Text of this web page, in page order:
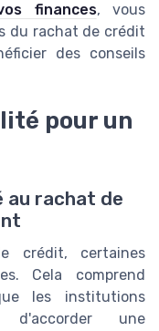
finances, vous
du rachat de crédit
des conseils
pour un
au rachat de
crédit, certaines
Cela comprend
les institutions
d'accorder une